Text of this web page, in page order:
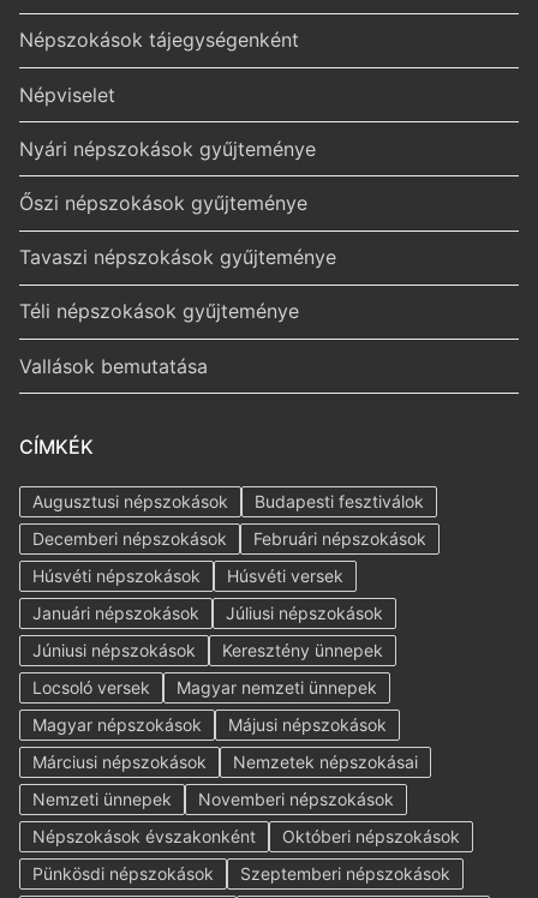
Népszokások tájegységenként
Népviselet
Nyári népszokások gyűjteménye
Őszi népszokások gyűjteménye
Tavaszi népszokások gyűjteménye
Téli népszokások gyűjteménye
Vallások bemutatása
CÍMKÉK
Augusztusi népszokások
Budapesti fesztiválok
Decemberi népszokások
Februári népszokások
Húsvéti népszokások
Húsvéti versek
Januári népszokások
Júliusi népszokások
Júniusi népszokások
Keresztény ünnepek
Locsoló versek
Magyar nemzeti ünnepek
Magyar népszokások
Májusi népszokások
Márciusi népszokások
Nemzetek népszokásai
Nemzeti ünnepek
Novemberi népszokások
Népszokások évszakonként
Októberi népszokások
Pünkösdi népszokások
Szeptemberi népszokások